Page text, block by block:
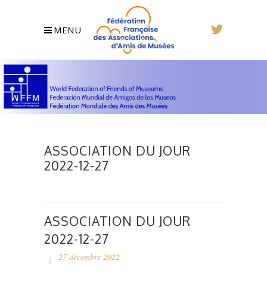
MENU
ASSOCIATION DU JOUR
2022-12-27
ASSOCIATION DU JOUR
2022-12-27
27 décembre 2022